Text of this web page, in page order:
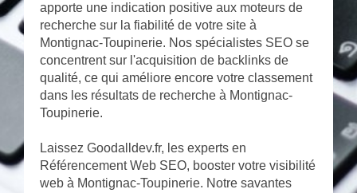
apporte une indication positive aux moteurs de
recherche sur la fiabilité de votre site à
Montignac-Toupinerie. Nos spécialistes SEO se
concentrent sur l'acquisition de backlinks de
qualité, ce qui améliore encore votre classement
dans les résultats de recherche à Montignac-
Toupinerie.
Laissez Goodalldev.fr, les experts en
Référencement Web SEO, booster votre visibilité
web à Montignac-Toupinerie. Notre savantes